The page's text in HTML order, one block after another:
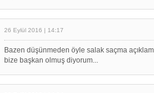
26 Eylül 2016 | 14:17
Bazen düşünmeden öyle salak saçma
bize başkan olmuş diyorum...